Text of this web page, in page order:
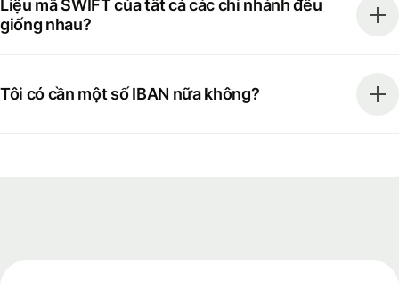
Liệu mã SWIFT của tất cả các chi nhánh đều
giống nhau?
Tôi có cần một số IBAN nữa không?